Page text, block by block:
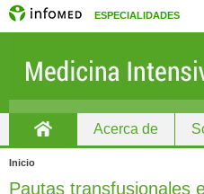
ESPECIALIDADES
Acerca de
Inicio
Pautas transfusionales